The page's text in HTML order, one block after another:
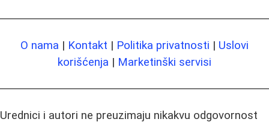
O nama | Kontakt | Politika privatnosti | Uslovi
korišćenja | Marketinški servisi
Urednici i autori ne preuzimaju nikakvu odgovornost